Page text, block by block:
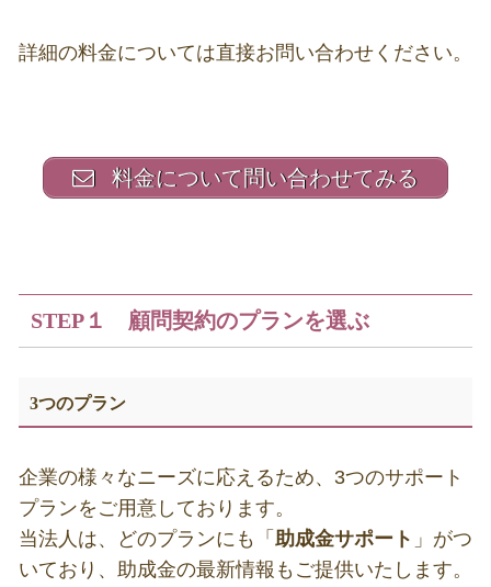
詳細の料金については直接お問い合わせください。
料金について問い合わせてみる
STEP１ 顧問契約のプランを選ぶ
3つのプラン
企業の様々なニーズに応えるため、3つのサポート
プランをご用意しております。
当法人は、どのプランにも「 助成金サポート 」がつ
いており、助成金の最新情報もご提供いたします。